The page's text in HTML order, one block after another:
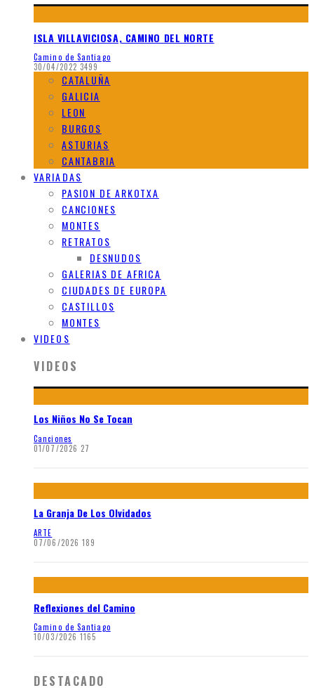
ISLA VILLAVICIOSA, CAMINO DEL NORTE
Camino de Santiago
30/04/2022 3499
CATALUÑA
GALICIA
LEON
BURGOS
ASTURIAS
CANTABRIA
VARIADAS
PASION DE ARKOTXA
CANCIONES
MONTES
RETRATOS
DESNUDOS
GALERIAS DE AFRICA
CIUDADES DE EUROPA
CASTILLOS
MONTES
VIDEOS
VIDEOS
Los Niños No Se Tocan
Canciones
01/07/2026 27
La Granja De Los Olvidados
ARTE
07/06/2026 189
Reflexiones del Camino
Camino de Santiago
10/03/2026 1165
DESTACADO